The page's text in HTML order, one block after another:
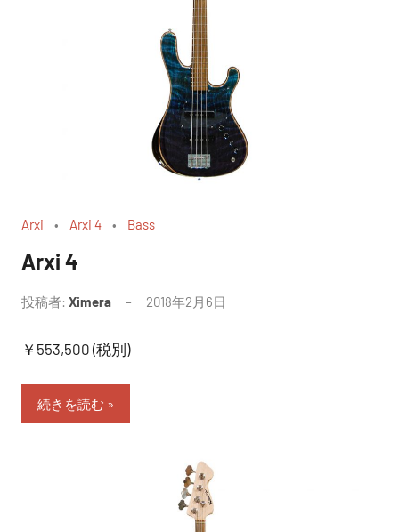
Arxi Arxi 4 Bass
Arxi 4
投稿者: Ximera 2018年2月6日
￥553,500 (税別)
続きを読む